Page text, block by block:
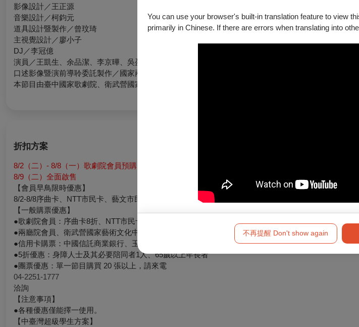
You can use your browser's built-in translation feature to view
primarily in Chinese. If there are errors when translating into
不再提醒 Don't show again
影像設計／王正源
音樂設計／柯鈞元
道具設計暨製作／曾玟琦
主視覺設計／廖小子
DJ／李冠億
演員／王凱生、余品潔、李京曄、吳盈萱、林曉函、莊庭瑜、陳佳豪、黃僑偉、蘇俊穎（依姓氏筆畫排
口述影像暨演前導聆委託製作／國家兩廳院、衛武營國家藝術文化中心
本節目由臺中國家歌劇院、衛武營國家藝術文化中心、國家兩廳院、國立傳統藝術中心共同製作，前期
折扣方案
8/2（二）- 8/8（一）歌劇院會員預購
8/9（二）全面啟售
【會員早鳥限時優惠】
8/2-8/8序曲卡、NTT市民卡、藝文市民、劇院卡會員預購75折
【一般購票優惠】
●歌劇院會員：序曲卡8折、NTT市民卡8折、藝文市民8折、劇院卡9折、忘我會員75折、學生會員75折（
●兩廳院會員、衛武營國家藝術文化中心會員、NSO之友：9折
●信用卡購票：中國信託商業銀行、玉山銀行、台新國際商業銀行、永豐商業銀行、國泰世華商業銀行9
●5折優惠：身障人士及其必要陪同者1人、65歲以上年長者
●團票優惠：單一節目購買 20 張以上，請來電
04-2251-1777
洽詢
【注意事項】
●各種優惠僅能擇一使用。
【中臺灣超級學生方案】